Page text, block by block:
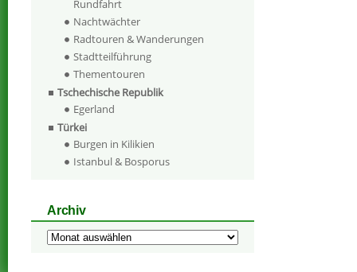
Rundfahrt
Nachtwächter
Radtouren & Wanderungen
Stadtteilführung
Thementouren
Tschechische Republik
Egerland
Türkei
Burgen in Kilikien
Istanbul & Bosporus
Archiv
Archiv